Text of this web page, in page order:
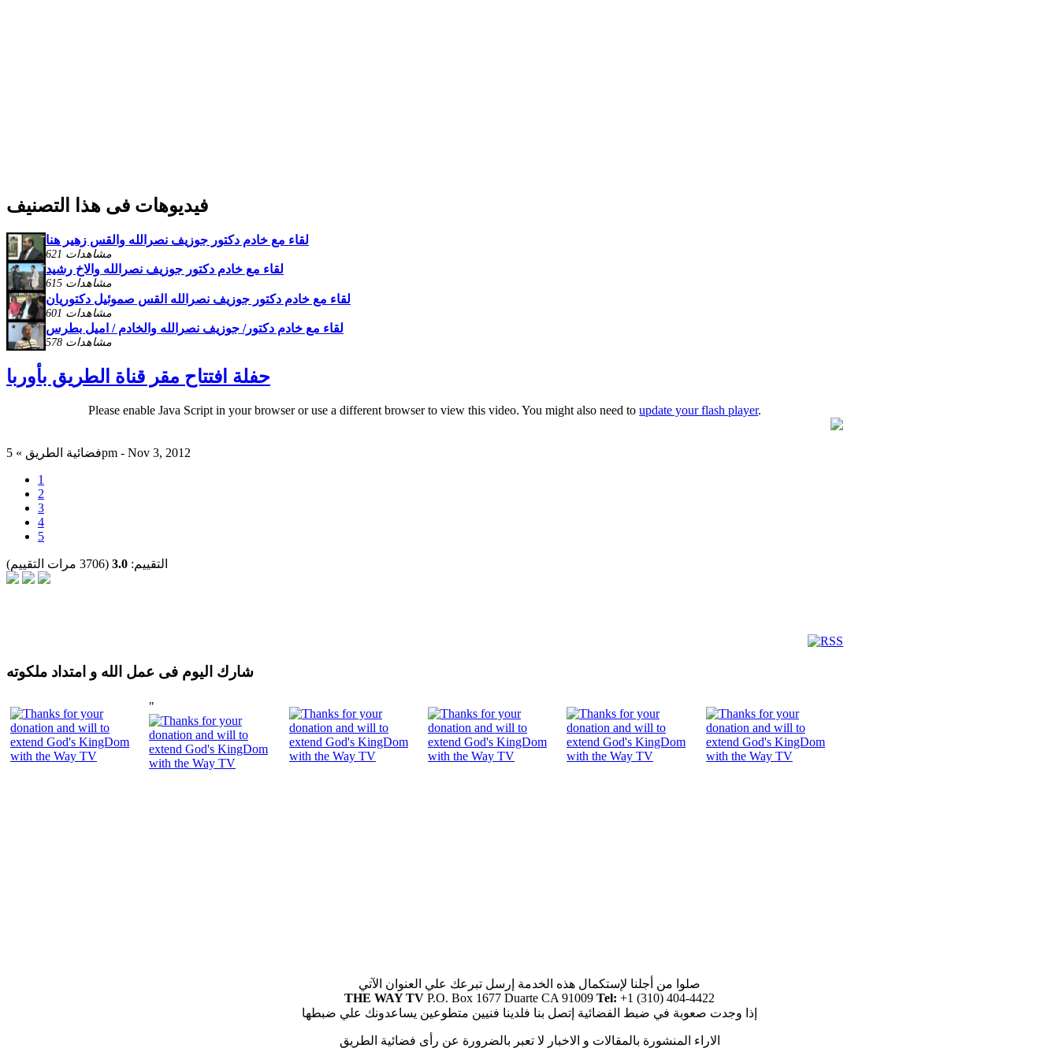
فيديوهات فى هذا التصنيف
لقاء مع خادم دكتور جوزيف نصرالله والقس زهير هنا
621 مشاهدات
لقاء مع خادم دكتور جوزيف نصرالله والاخ رشيد
615 مشاهدات
لقاء مع خادم دكتور جوزيف نصرالله القس صموئيل دكتوريان
601 مشاهدات
لقاء مع خادم دكتور/ جوزيف نصرالله والخادم / اميل بطرس
578 مشاهدات
حفلة افتتاح مقر قناة الطريق بأوربا
Please enable Java Script in your browser or use a different browser to view this video. You might also need toupdate your flash player.
فضائية الطريق » 5pm - Nov 3, 2012
1
2
3
4
5
التقييم: 3.0 (3706 مرات التقييم)
شارك اليوم فى عمل الله و امتداد ملكوته
"
صلوا من أجلنا لإستكمال هذه الخدمة إرسل تبرعك علي العنوان الآتي
THE WAY TV P.O. Box 1677 Duarte CA 91009 Tel: +1 (310) 404-4422
إذا وجدت صعوبة في ضبط الفضائية إتصل بنا فلدينا فنيين متطوعين يساعدونك علي ضبطها
الاراء المنشورة بالمقالات و الاخبار لا تعبر بالضرورة عن رأى فضائية الطريق